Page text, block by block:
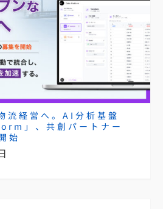
流経営へ。AI分析基盤
」、共創パートナー
始